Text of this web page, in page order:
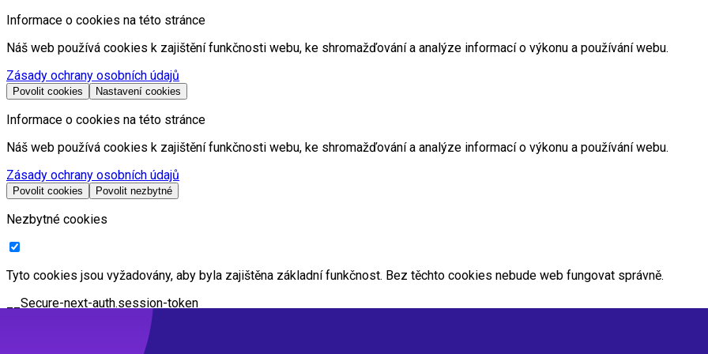
Informace o cookies na této stránce
Náš web používá cookies k zajištění funkčnosti webu, ke shromažďování a analýze informací o výkonu a používání webu.
Zásady ochrany osobních údajů
Povolit cookies Nastavení cookies
Informace o cookies na této stránce
Náš web používá cookies k zajištění funkčnosti webu, ke shromažďování a analýze informací o výkonu a používání webu.
Zásady ochrany osobních údajů
Povolit cookies Povolit nezbytné
Nezbytné cookies
Tyto cookies jsou vyžadovány, aby byla zajištěna základní funkčnost. Bez těchto cookies nebude web fungovat správně.
__Secure-next-auth.session-token
Je cookie používaná k uložení tokenu relace pro aktuálně přihlášeného uživatele. Tento token je používán k ověření uživatele
přístupu k zabezpečeným prostředkům.